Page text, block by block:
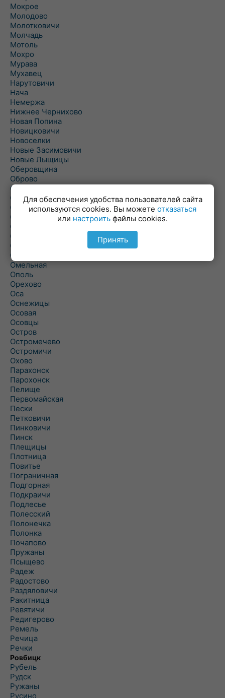
Мокрое
Молодово
Молотковичи
Молчадь
Мотоль
Мохро
Мурава
Мухавец
Нарутовичи
Нача
Немержа
Нижнее Чернихово
Новая Попина
Новицковичи
Новоселки
Новые Засимовичи
Новые Лыщицы
Оберовщина
Оброво
Огаревичи
Одрижин
Оздамичи
Озяты
Олтуш
Ольманы
Ольпень
Ольшаны
Омельная
Ополь
Орехово
Оса
Оснежицы
Осовая
Осовцы
Остров
Остромечево
Остромичи
Охово
Парахонск
Парохонск
Пелище
Первомайская
Пески
Петковичи
Пинковичи
Пинск
Плещицы
Плотница
Повитье
Пограничная
Подгорная
Подкраичи
Подлесье
Полесский
Полонечка
Полонка
Почапово
Пружаны
Псыщево
Радеж
Радостово
Раздяловичи
Ракитница
Ревятичи
Редигерово
Ремель
Речица
Речки
Ровбицк
Рубель
Рудск
Ружаны
Русино
Для обеспечения удобства пользователей сайта
используются cookies. Вы можете отказаться
или настроить файлы cookies.
Принять